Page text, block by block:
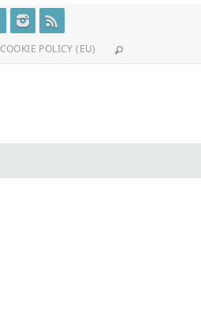
COOKIE POLICY (EU)